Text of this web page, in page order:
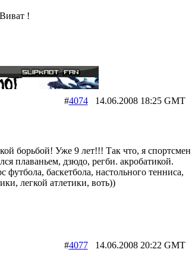
!
#407414.06.2008 18:25 GMT
борьбой! Уже 9 лет!!! Так что, я спортсмен
плаваньем, дзюдо, регби. акробатикой.
баскетбола, настольного тенниса,
легкой атлетики, воть))
#407714.06.2008 20:22 GMT